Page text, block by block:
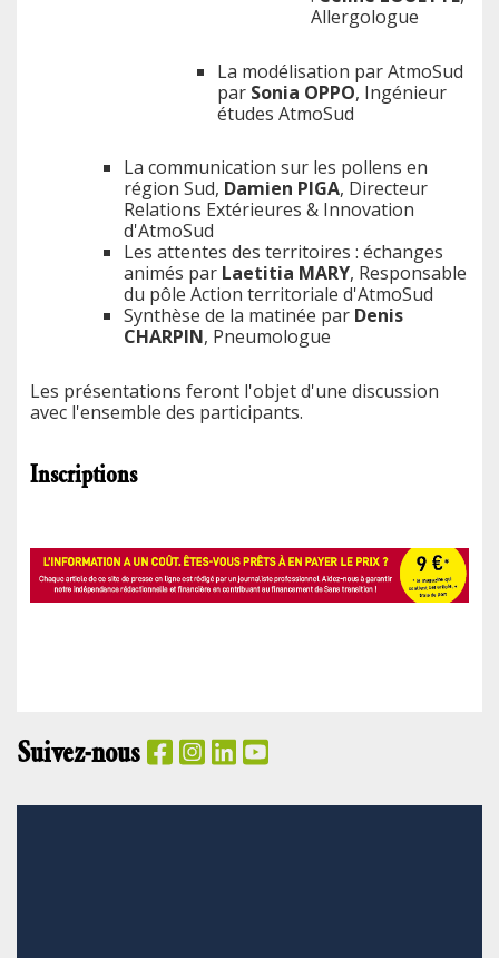
Allergologue
La modélisation par AtmoSud
par Sonia OPPO, Ingénieur
études AtmoSud
La communication sur les pollens en
région Sud, Damien PIGA, Directeur
Relations Extérieures & Innovation
d'AtmoSud
Les attentes des territoires : échanges
animés par Laetitia MARY, Responsable
du pôle Action territoriale d'AtmoSud
Synthèse de la matinée par Denis
CHARPIN, Pneumologue
Les présentations feront l'objet d'une discussion
avec l'ensemble des participants.
Inscriptions
Suivez-nous